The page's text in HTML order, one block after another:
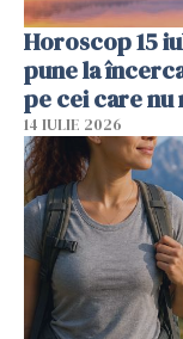
Horoscop 15
pune la
pe cei care
14 IULIE 2026